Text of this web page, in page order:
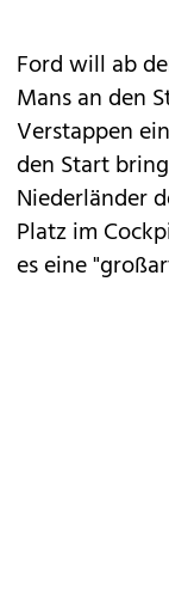
Ford will ab
Mans an den
Verstappen
den Start
Niederländer
Platz im
es eine